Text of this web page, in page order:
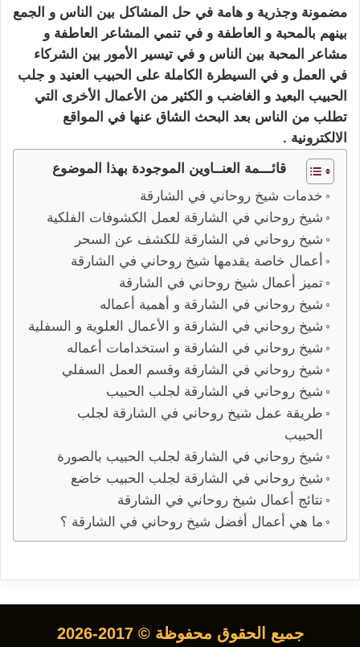
مضمونة وجذرية و هامة في حل المشاكل بين الناس و الجمع
بينهم بالمحبة و العاطفة و في تنمي المشاعر العاطفة و
مشاعر المحبة بين الناس و في تيسير الأمور بين الشركاء
في العمل و في السيطرة الكاملة على الحبيب العنيد و جلب
الحبيب البعيد و الغاضب و الكثير من الأعمال الأخرى التي
تطلب من الناس بعد البحث الشاق عنها في المواقع
الالكترونية .
قائـــمة العنــاوين الموجودة بهذا الموضوع
خدمات شيخ روحاني في الشارقة
شيخ روحاني في الشارقة لعمل الكشوفات الفلكية
شيخ روحاني في الشارقة للكشف عن السحر
أعمال خاصة يقدمها شيخ روحاني في الشارقة
تميز أعمال شيخ روحاني في الشارقة
شيخ روحاني في الشارقة و أهمية أعماله
شيخ روحاني في الشارقة و الأعمال العلوية و السفلية
شيخ روحاني في الشارقة و استخدامات أعماله
شيخ روحاني في الشارقة وقسم العمل السفلي
شيخ روحاني في الشارقة لجلب الحبيب
طريقة عمل شيخ روحاني في الشارقة لجلب
الحبيب
شيخ روحاني في الشارقة لجلب الحبيب بالصورة
شيخ روحاني في الشارقة لجلب الحبيب خاضع
نتائج أعمال شيخ روحاني في الشارقة
ما هي أعمال أفضل شيخ روحاني في الشارقة ؟
جميع الحقوق محفوظة © 2017-2026